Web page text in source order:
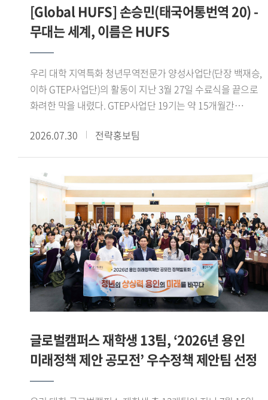
노력했다"며 "학생들과의 공감과 소통을 중심으로 한 활동이
좋은 평가를 받아 뜻깊게 생각한다"고 말했다.한편 우리 대학
대학일자리플러스본부는 이번 성과를 바탕으로 2026학년도
맞춤형 진로 취업 정보 제공과 청년고용정책 홍보를
지속적으로 추진할 계획이다.
[Global HUFS] 손승민(태국어통번역 20) -
무대는 세계, 이름은 HUFS
우리 대학 지역특화 청년무역전문가 양성사업단(단장 백재승,
이하 GTEP사업단)의 활동이 지난 3월 27일 수료식을 끝으로
화려한 막을 내렸다. GTEP사업단 19기는 약 15개월간
이상의 교육과정을 이수하고, 산학협력 기업과 연계한 해외
다양한 실무 프로젝트를 수행했다. 그중 우수학생 부문에서
손승민(태국어통번역 20) 학생이 산업통상자원부 장관상을
받으며 빛나는 성과를 기록했다. - 우수학생 부문에서
산업통상자원부 장관상을 받았습니다. 소감을 들려주세요.
GTEP 19기 친구들 특히 우리 5팀과 함께 고생하며 달린 끝에
산업통상자원부 장관상 이라는 과분한 결과를 얻게 되어 무척
영광스럽습니다. 그리고 아낌없이 지도해주신 백재승 교수님과
김민정 실장님께 감사한 마음이 큽니다. - GTEP사업단을 통해
480시간 이상의 교육과정 이수와 다양한 실무 프로젝트를
경험했습니다. 사업단 활동이 어떤 의미였는지 들어보고
싶습니다. 대학 생활 중 손에 꼽히는 유의미한 활동이면서
한편으로는 쉽지 않은 활동이었다고 느낍니다. 수출입 관련
교육과정을 480시간 이상 받고, 기업과 연계한 실무활동 약
120시간이 진행됐습니다. 처음에는 긴 시간 활동이 가능할까
싶었는데 매 순간 성실하게 임하다 보니 모든 과정을
2026.07.30 전략홍보팀
글로벌캠퍼스 재학생 13팀, ‘2026년 용인
미래정책 제안 공모전’ 우수정책 제안팀 선정